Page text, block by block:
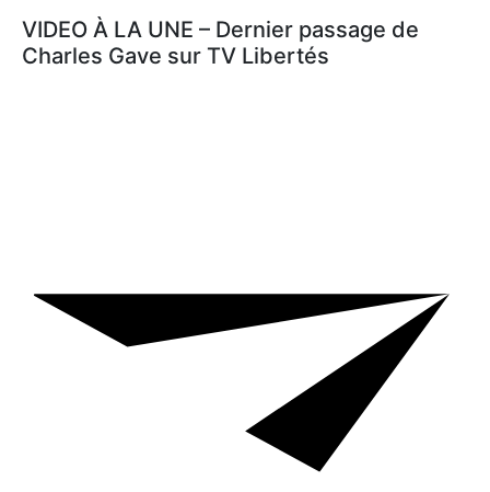
VIDEO À LA UNE – Dernier passage de
Charles Gave sur TV Libertés